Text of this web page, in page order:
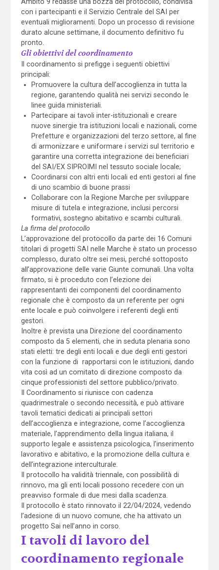
con i partecipanti e il Servizio Centrale del SAI per
eventuali miglioramenti. Dopo un processo di revisione
durato alcune settimane, il documento definitivo fu
pronto.
Gli obiettivi del coordinamento
Il coordinamento si prefigge i seguenti obiettivi
principali:
Promuovere la cultura dell’accoglienza in tutta la
regione, garantendo qualità nei servizi secondo le
linee guida ministeriali.
Partecipare ai tavoli inter-istituzionali e creare
nuove sinergie tra istituzioni locali e nazionali, come
Prefetture e organizzazioni del terzo settore, al fine
di armonizzare e uniformare i servizi sul territorio e
garantire una corretta integrazione dei beneficiari
del SAI/EX SIPROIMI nel tessuto sociale locale;
Coordinarsi con altri enti locali ed enti gestori al fine
di uno scambio di buone prassi
Collaborare con la Regione Marche per sviluppare
misure di tutela e integrazione, inclusi percorsi
formativi, sostegno abitativo e scambi culturali.
La firma del protocollo
L’approvazione del protocollo da parte dei 16 Comuni
titolari di progetti SAI nelle Marche è stato un processo
complesso, durato oltre sei mesi, perché sottoposto
all’approvazione delle varie Giunte comunali. Una volta
firmato, si è proceduto con l’elezione dei
rappresentanti dei componenti del coordinamento
regionale che è composto da un referente per ogni
ente locale e può coinvolgere i referenti degli enti
gestori.
Inoltre è prevista una Direzione del coordinamento
composto da 5 elementi, che in seduta plenaria sono
stati eletti: tre degli enti locali e due degli enti gestori
con la funzione di rapportarsi con le istituzioni, dando
vita così ad un comitato di direzione composto da
cinque professionisti del settore pubblico/privato.
Il Coordinamento si riunisce con cadenza
quadrimestrale o secondo necessità, e può attivare
tavoli tematici dedicati ai principali settori
dell’accoglienza e integrazione, come l’accoglienza
materiale, l’apprendimento della lingua italiana, il
supporto legale e assistenza psicologica, l’inserimento
lavorativo e abitativo, e la promozione della cultura e
dell’integrazione interculturale.
Il protocollo ha validità triennale, con possibilità di
rinnovo, ma gli enti locali possono recedere con un
preavviso formale di due mesi dalla scadenza.
Il protocollo è stato rinnovato il 22/04/2024, vedendo
l’adesione di un nuovo comune, che ha attivato un
progetto Sai nell’anno in corso.
I tavoli di lavoro del
coordinamento regionale